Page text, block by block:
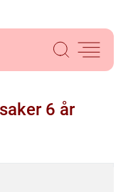
6 år